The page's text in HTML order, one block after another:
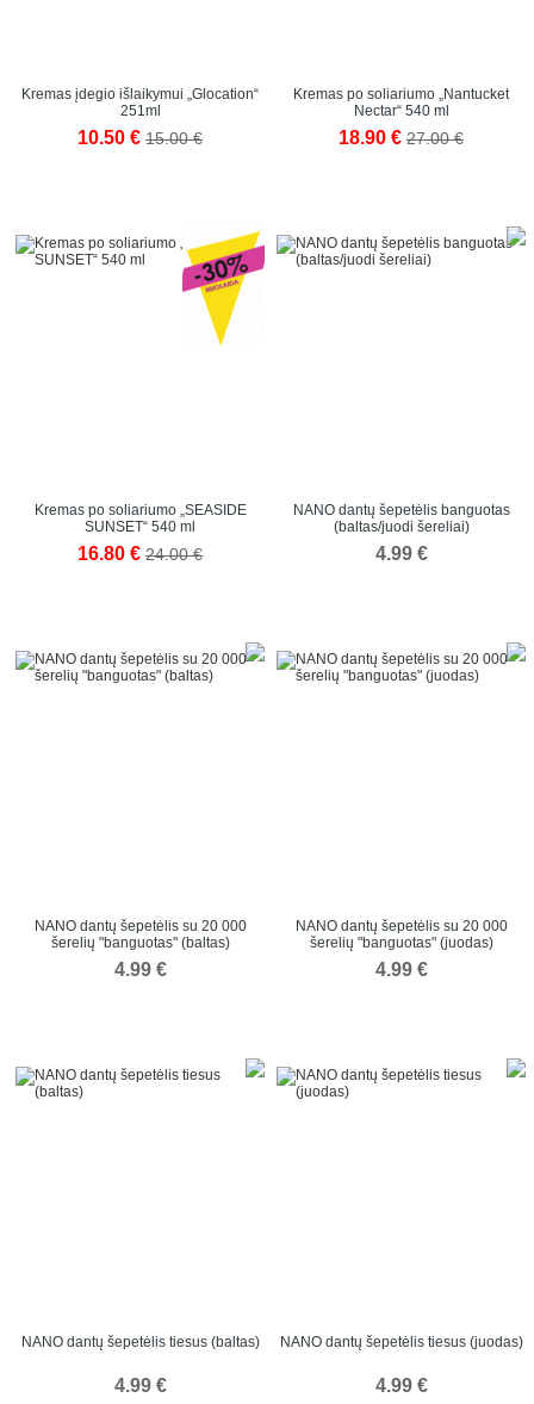
Kremas įdegio išlaikymui „Glocation“
251ml
10.50 € 15.00 €
Kremas po soliariumo „Nantucket
Nectar“ 540 ml
18.90 € 27.00 €
Kremas po soliariumo „SEASIDE
SUNSET“ 540 ml
16.80 € 24.00 €
NANO dantų šepetėlis banguotas
(baltas/juodi šereliai)
4.99 €
NANO dantų šepetėlis su 20 000
šerelių "banguotas" (baltas)
4.99 €
NANO dantų šepetėlis su 20 000
šerelių "banguotas" (juodas)
4.99 €
NANO dantų šepetėlis tiesus (baltas)
4.99 €
NANO dantų šepetėlis tiesus (juodas)
4.99 €